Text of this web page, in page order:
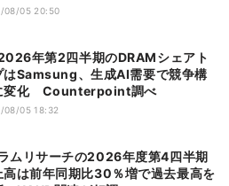
08/05 20:50
はSamsung、生成AI需要で競争構
変化 Counterpoint調べ
08/05 18:32
高は前年同期比30％増で過去最高を